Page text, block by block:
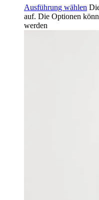
Ausführung wählen
auf. Die Optionen
werden